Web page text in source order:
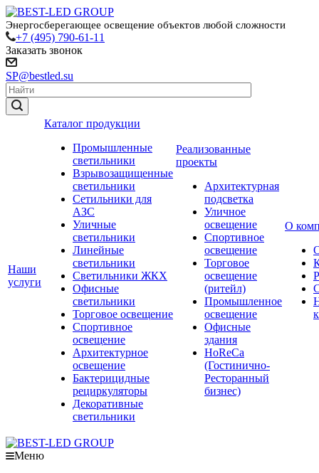
Энергосберегающее освещение объектов любой сложности
+7 (495) 790-61-11
Заказать звонок
SP@bestled.su
Наши
услуги
Каталог продукции
Промышленные
светильники
Взрывозащищенные
светильники
Сетильники для
АЗС
Уличные
светильники
Линейные
светильники
Светильники ЖКХ
Офисные
светильники
Торговое освещение
Спортивное
освещение
Архитектурное
освещение
Бактерицидные
рециркуляторы
Декоративные
светильники
Реализованные
проекты
Архитектурная
подсветка
Уличное
освещение
Спортивное
освещение
Торговое
освещение
(ритейл)
Промышленное
освещение
Офисные
здания
HoReCa
(Гостинично-
Ресторанный
бизнес)
О
Меню